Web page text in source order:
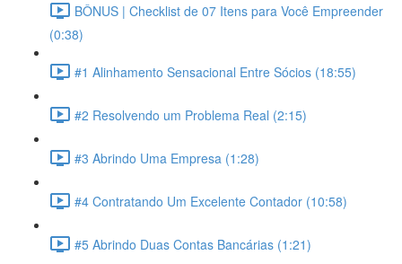
BÔNUS | Checklist de 07 Itens para Você Empreender
(0:38)
#1 Alinhamento Sensacional Entre Sócios (18:55)
#2 Resolvendo um Problema Real (2:15)
#3 Abrindo Uma Empresa (1:28)
#4 Contratando Um Excelente Contador (10:58)
#5 Abrindo Duas Contas Bancárias (1:21)